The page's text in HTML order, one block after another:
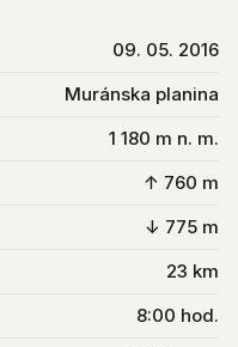
09. 05. 2016
Muránska planina
1 180 m n. m.
↑ 760 m
↓ 775 m
23 km
8:00 hod.